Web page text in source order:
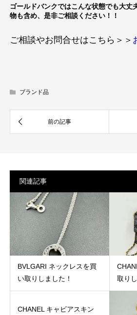
ゴールドバンクではこんな状態でも大丈
物も含め、是非ご相談ください！！
ご相談やお問合せはこちら＞＞
ブランド品
関連記事
BVLGARI ネックレスを買
い取りしました！
取り
CHANEL キャビアスキン